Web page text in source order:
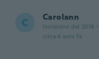
C Carolann
Iscrizione dal 2018 ·
circa 4 anni fa